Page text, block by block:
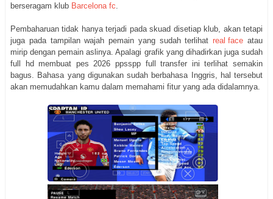
berseragam klub Barcelona fc
Pembaharuan tidak hanya terjadi pada skuad disetiap klub, akan tetapi
juga pada tampilan wajah pemain yang sudah terlihatreal face atau
mirip dengan pemain aslinya. Apalagi grafik yang dihadirkan juga sudah
full hd membuat pes 2026 ppsspp full transfer ini terlihat semakin
bagus. Bahasa yang digunakan sudah berbahasa Inggris, hal tersebut
akan memudahkan kamu dalam memahami fitur yang ada didalamnya.